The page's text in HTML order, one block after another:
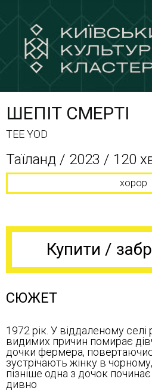
ШЕПІТ СМЕРТІ
TEE YOD
Таїланд / 2023 / 120
хорор
Купити /
СЮЖЕТ
1972 рік. У віддаленому селі
видимих причин помирає
дочки фермера,
зустрічають жінку в
пізніше одна з дочок
дивно